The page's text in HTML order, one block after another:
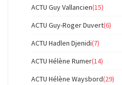
ACTU Guy Vallancien(15)
ACTU Guy-Roger Duvert(6)
ACTU Hadlen Djenidi(7)
ACTU Hélène Rumer(14)
ACTU Hélène Waysbord(29)